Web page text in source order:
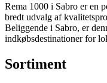
Rema 1000 i Sabro er en
bredt udvalg af
Beliggende i Sabro, er
indkøbsdestinationer for
Sortiment